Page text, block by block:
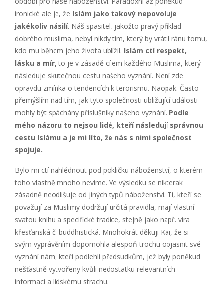
ironické ale je, že Islám jako takový nepovoluje
jakékoliv násilí. Náš spasitel, jakožto pravý příklad
dobrého muslima, nebyl nikdy tím, který by vrátil ránu tomu,
kdo mu během jeho života ublížil. Islám ctí respekt,
lásku a mír,to je v zásadě cílem každého Muslima, který
následuje skutečnou cestu našeho vyznání. Není zde
opravdu zmínka o tendencích k terorismu. Naopak. Často
přemýšlím nad tím, jak tyto společnosti ubližující události
mohly být spáchány příslušníky našeho vyznání. Podle
mého názoru to nejsou lidé, kteří následují správnou
cestu Islámu a je mi líto, že nás s nimi společnost
spojuje.
Bylo mi ctí nahlédnout pod pokličku náboženství, o kterém
toho vlastně mnoho nevíme. Ve výsledku se nikterak
zásadně neodlišuje od jiných typů náboženství. Ti, kteří se
považují za Muslimy dodržují určitá pravidla, mají vlastní
svatou knihu a specifické tradice, stejně jako např. víra
křesťanská či buddhistická. Mnohokrát děkuji Kai, že si
svým vyprávěním dopomohla alespoň trochu objasnit své
vyznání nám, kteří podlehli předsudkům, jež byly poněkud
nešťastně vytvořeny kvůli nedostatku relevantních
informací a lidskému strachu.